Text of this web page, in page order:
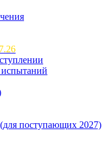
испытаний
поступающих 2027)